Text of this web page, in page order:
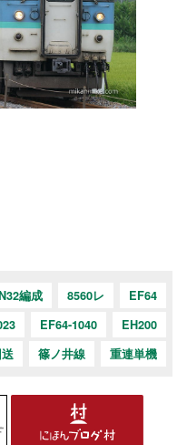
編成 8560レ
EF64
EF64-1040
EH200
篠ノ井線 重連単機